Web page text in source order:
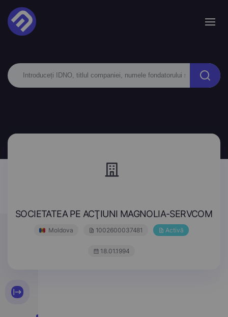
SOCIETATEA PE ACŢIUNI MAGNOLIA-SERVCOM
Moldova 1002600037481 Activă
18.01.1994